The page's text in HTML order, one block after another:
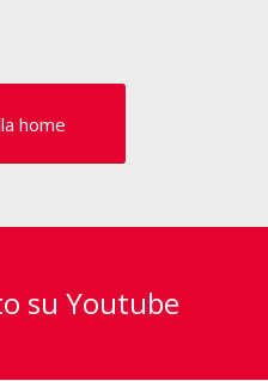
home
su Youtube